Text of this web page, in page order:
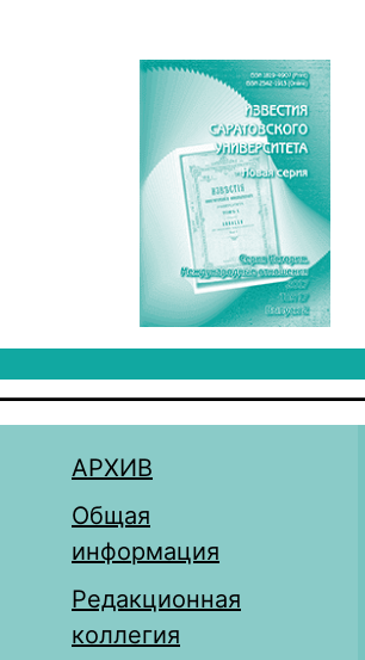
АРХИВ
Общая
информация
Редакционная
коллегия